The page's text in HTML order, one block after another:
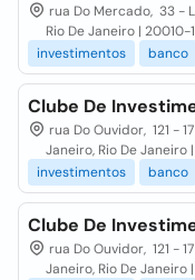
rua Do Mercado, 33 -
Rio De Janeiro | 20010-
investimentos
banco
Clube De
rua Do Ouvidor, 121 -
Janeiro, Rio De
investimentos
banco
Clube De
rua Do Ouvidor, 121 -
Janeiro, Rio De